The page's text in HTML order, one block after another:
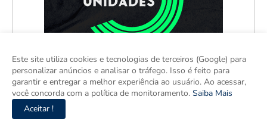
Este site utiliza cookies e tecnologias de terceiros (Google) para
personalizar anúncios e analisar o tráfego. Isso é feito para
garantir e entregar a melhor experiência ao usuário. Ao acessar,
você concorda com a política de monitoramento. Saiba Mais
Aceitar !